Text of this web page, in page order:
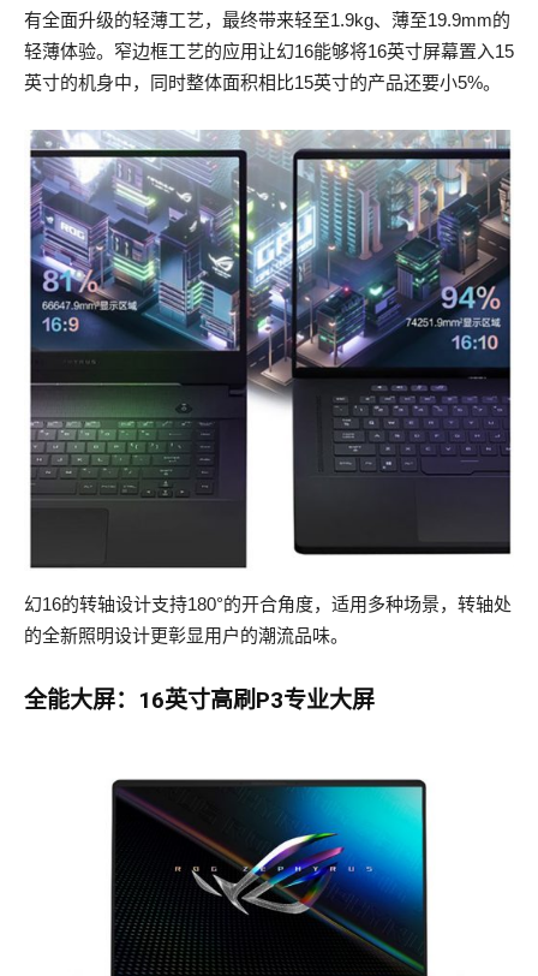
有全面升级的轻薄工艺，最终带来轻至1.9kg、薄至19.9mm的
轻薄体验。窄边框工艺的应用让幻16能够将16英寸屏幕置入15
英寸的机身中，同时整体面积相比15英寸的产品还要小5%。
幻16的转轴设计支持180°的开合角度，适用多种场景，转轴处
的全新照明设计更彰显用户的潮流品味。
全能大屏：16英寸高刷P3专业大屏